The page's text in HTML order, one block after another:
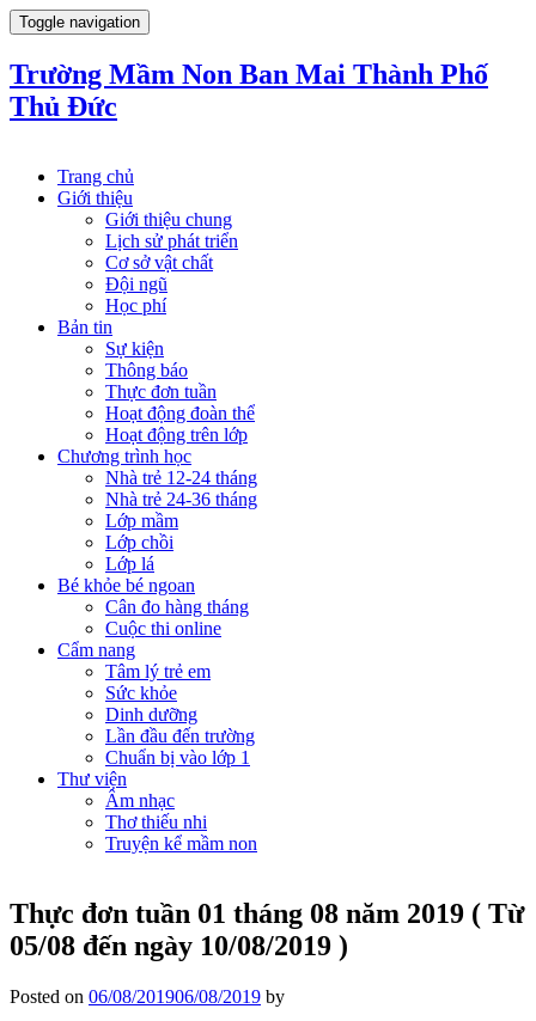
Toggle navigation
Trường Mầm Non Ban Mai Thành Phố
Thủ Đức
Trang chủ
Giới thiệu
Giới thiệu chung
Lịch sử phát triển
Cơ sở vật chất
Đội ngũ
Học phí
Bản tin
Sự kiện
Thông báo
Thực đơn tuần
Hoạt động đoàn thể
Hoạt động trên lớp
Chương trình học
Nhà trẻ 12-24 tháng
Nhà trẻ 24-36 tháng
Lớp mầm
Lớp chồi
Lớp lá
Bé khỏe bé ngoan
Cân đo hàng tháng
Cuộc thi online
Cẩm nang
Tâm lý trẻ em
Sức khỏe
Dinh dưỡng
Lần đầu đến trường
Chuẩn bị vào lớp 1
Thư viện
Âm nhạc
Thơ thiếu nhi
Truyện kể mầm non
Thực đơn tuần 01 tháng 08 năm 2019 ( Từ
05/08 đến ngày 10/08/2019 )
Posted on 06/08/201906/08/2019 by